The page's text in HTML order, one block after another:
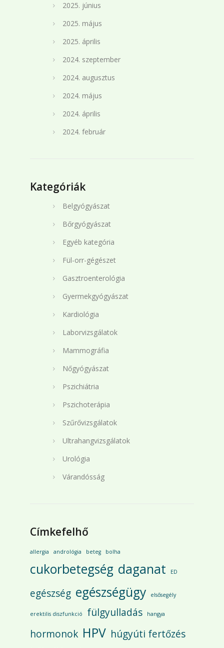
2025. június
2025. május
2025. április
2024. szeptember
2024. augusztus
2024. május
2024. április
2024. február
Kategóriák
Belgyógyászat
Bőrgyógyászat
Egyéb kategória
Fül-orr-gégészet
Gasztroenterológia
Gyermekgyógyászat
Kardiológia
Laborvizsgálatok
Mammográfia
Nőgyógyászat
Pszichiátria
Pszichoterápia
Szűrővizsgálatok
Ultrahangvizsgálatok
Urológia
Várandósság
Címkefelhő
allergia andrológia beteg bolha
cukorbetegség daganat ED
egészség egészségügy elsősegély
erektilis diszfunkció fülgyulladás hangya
hormonok HPV húgyúti fertőzés